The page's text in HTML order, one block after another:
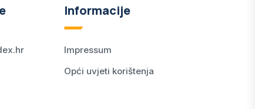
Informacije
Impressum
Opći uvjeti korištenja